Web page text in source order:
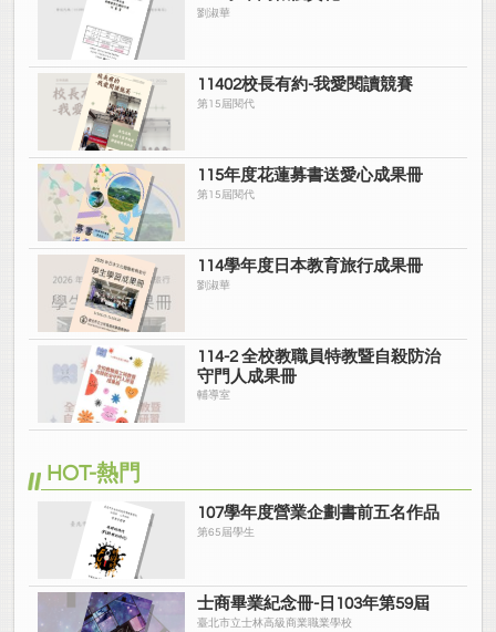
劉淑華
11402校長有約-我愛閱讀競賽
第15屆閱代
115年度花蓮募書送愛心成果冊
第15屆閱代
114學年度日本教育旅行成果冊
劉淑華
114-2 全校教職員特教暨自殺防治
守門人成果冊
輔導室
HOT-熱門
107學年度營業企劃書前五名作品
第65屆學生
士商畢業紀念冊-日103年第59屆
臺北市立士林高級商業職業學校